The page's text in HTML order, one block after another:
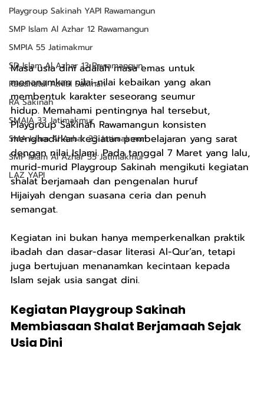
Playgroup Sakinah YAPI Rawamangun
SMP Islam Al Azhar 12 Rawamangun
SMPIA 55 Jatimakmur
SD Islam Al Azhar 13 Rawamangun
Raudhatul Athfal Sakinah
RA Sakinah
SMAIA 33 Jatimakmur
SMA Islam Al Azhar 33 Jatimakmur
SMP Islam Al Azhar 55 Jatimakmur
LAZ YAPI
Masa usia dini adalah masa emas untuk
menanamkan nilai-nilai kebaikan yang akan
membentuk karakter seseorang seumur
hidup. Memahami pentingnya hal tersebut,
Playgroup Sakinah Rawamangun konsisten
menghadirkan kegiatan pembelajaran yang sarat
dengan nilai Islami. Pada tanggal 7 Maret yang lalu,
murid-murid Playgroup Sakinah mengikuti kegiatan
shalat berjamaah dan pengenalan huruf
Hijaiyah dengan suasana ceria dan penuh
semangat.
Kegiatan ini bukan hanya memperkenalkan praktik
ibadah dan dasar-dasar literasi Al-Qur’an, tetapi
juga bertujuan menanamkan kecintaan kepada
Islam sejak usia sangat dini.
Kegiatan Playgroup Sakinah
Membiasaan Shalat Berjamaah Sejak
Usia Dini